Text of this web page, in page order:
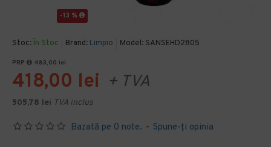
-13 %
Stoc: În Stoc Brand: Limpio Model: SANSEHD2805
Bazată pe 0 note. - Spune-ţi opinia
PRP 483,00 lei
418,00 lei + TVA
505,78 lei TVA inclus